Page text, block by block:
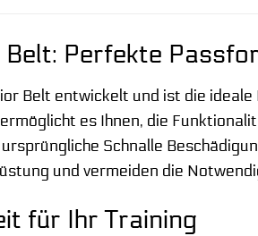
Perfekte
Belt entwickelt und ist die
es Ihnen, die
Schnalle
und vermeiden die
für Ihr Training